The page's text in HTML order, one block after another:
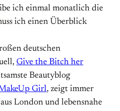
ich einmal monatlich die
ich einen Überblick
deutschen
Give the Bitch her
Beautyblog
Girl, zeigt immer
London und lebensnahe